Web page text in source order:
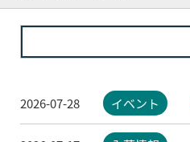
2026-07-28 イベント